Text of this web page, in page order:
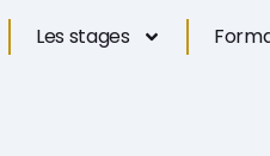
Les stages